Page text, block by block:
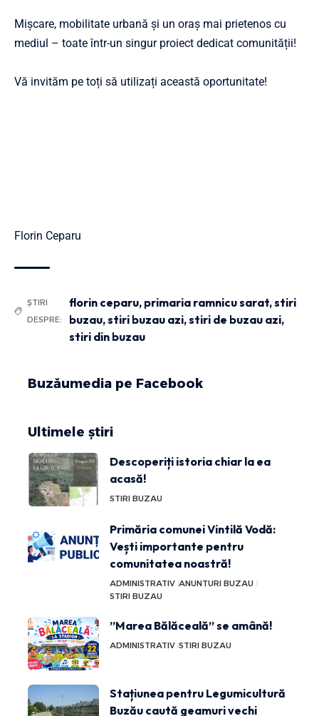
Mișcare, mobilitate urbană și un oraș mai prietenos cu
mediul – toate într-un singur proiect dedicat comunității!
Vă invităm pe toți să utilizați această oportunitate!
Florin Ceparu
ȘTIRI
DESPRE:
florin ceparu, primaria ramnicu sarat,stiri
buzau,stiri buzau azi,stiri de buzau azi,
stiri din buzau
Buzăumedia pe Facebook
Ultimele știri
Descoperiți istoria chiar la ea
acasă!
STIRI BUZAU
Primăria comunei Vintilă Vodă:
Vești importante pentru
comunitatea noastră!
ADMINISTRATIV ANUNTURI BUZAU
STIRI BUZAU
”Marea Bălăceală” se amână!
ADMINISTRATIV STIRI BUZAU
Stațiunea pentru Legumicultură
Buzău caută geamuri vechi